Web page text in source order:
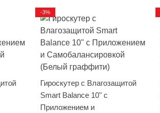
Гироскутер с Влагозащитой
Smart Balance 10" c
Приложением и
-3%